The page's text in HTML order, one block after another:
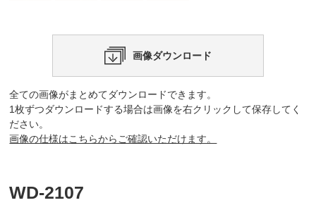
画像ダウンロード
全ての画像がまとめてダウンロードできます。
1枚ずつダウンロードする場合は画像を右クリックして保存してく
ださい。
画像の仕様はこちらからご確認いただけます。
WD-2107